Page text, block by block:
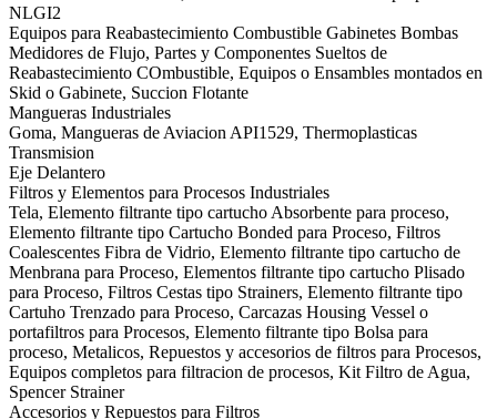
NLGI2
Equipos para Reabastecimiento Combustible Gabinetes Bombas
Medidores de Flujo, Partes y Componentes Sueltos de
Reabastecimiento COmbustible, Equipos o Ensambles montados en
Skid o Gabinete, Succion Flotante
Mangueras Industriales
Goma, Mangueras de Aviacion API1529, Thermoplasticas
Transmision
Eje Delantero
Filtros y Elementos para Procesos Industriales
Tela, Elemento filtrante tipo cartucho Absorbente para proceso,
Elemento filtrante tipo Cartucho Bonded para Proceso, Filtros
Coalescentes Fibra de Vidrio, Elemento filtrante tipo cartucho de
Menbrana para Proceso, Elementos filtrante tipo cartucho Plisado
para Proceso, Filtros Cestas tipo Strainers, Elemento filtrante tipo
Cartuho Trenzado para Proceso, Carcazas Housing Vessel o
portafiltros para Procesos, Elemento filtrante tipo Bolsa para
proceso, Metalicos, Repuestos y accesorios de filtros para Procesos,
Equipos completos para filtracion de procesos, Kit Filtro de Agua,
Spencer Strainer
Accesorios y Repuestos para Filtros